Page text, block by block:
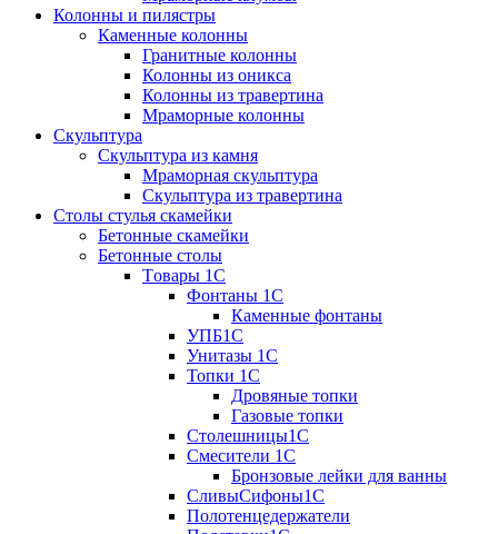
Колонны и пилястры
Каменные колонны
Гранитные колонны
Колонны из оникса
Колонны из травертина
Мраморные колонны
Скульптура
Скульптура из камня
Мраморная скульптура
Скульптура из травертина
Столы стулья скамейки
Бетонные скамейки
Бетонные столы
Tовары 1C
Фонтаны 1C
Каменные фонтаны
УПБ1С
Унитазы 1С
Топки 1С
Дровяные топки
Газовые топки
Столешницы1С
Смесители 1С
Бронзовые лейки для ванны
СливыСифоны1С
Полотенцедержатели